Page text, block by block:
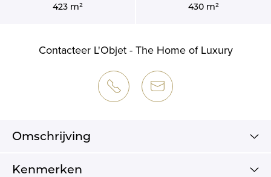
423 m² 430 m²
Contacteer L'Objet - The Home of Luxury
Omschrijving
Kenmerken